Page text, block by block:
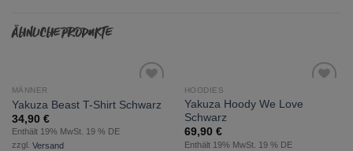
ÄHNLICHE PRODUKTE
Wunschliste
MÄNNER
Yakuza Beast T-Shirt Schwarz
34,90 €
Enthält 19% MwSt. 19 % DE
zzgl. Versand
Wunschliste
HOODIES
Yakuza Hoody We Love
Schwarz
69,90 €
Enthält 19% MwSt. 19 % DE